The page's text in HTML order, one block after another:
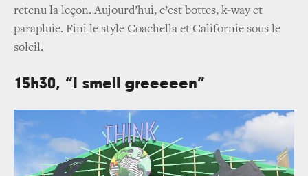
retenu la leçon. Aujourd’hui, c’est bottes, k-way et
parapluie. Fini le style Coachella et Californie sous le
soleil.
15h30, “I smell greeeeen”